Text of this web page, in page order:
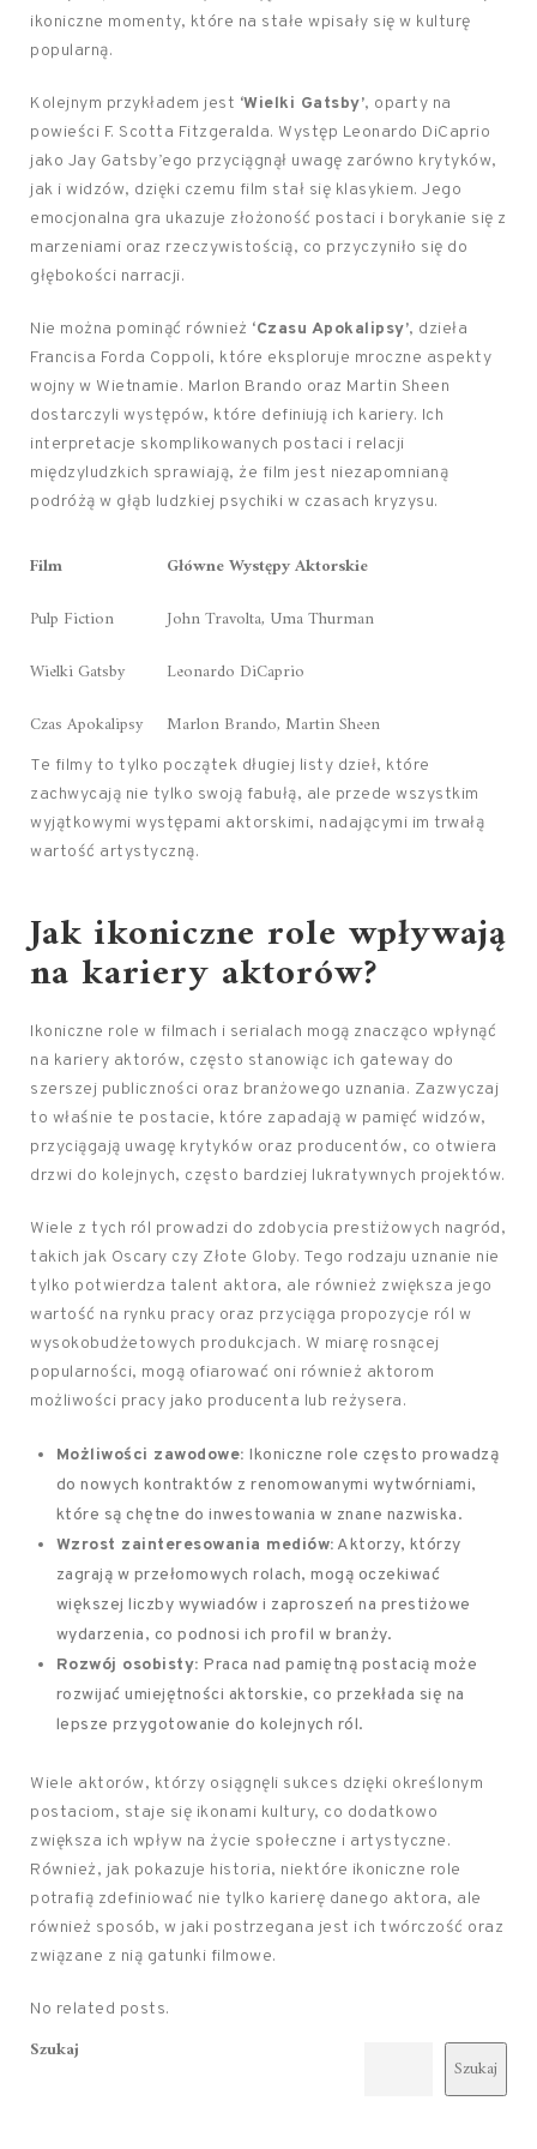
ikoniczne momenty, które na stałe wpisały się w kulturę
popularną.
Kolejnym przykładem jest ‘Wielki Gatsby’, oparty na
powieści F. Scotta Fitzgeralda. Występ Leonardo DiCaprio
jako Jay Gatsby’ego przyciągnął uwagę zarówno krytyków,
jak i widzów, dzięki czemu film stał się klasykiem. Jego
emocjonalna gra ukazuje złożoność postaci i borykanie się z
marzeniami oraz rzeczywistością, co przyczyniło się do
głębokości narracji.
Nie można pominąć również ‘Czasu Apokalipsy’, dzieła
Francisa Forda Coppoli, które eksploruje mroczne aspekty
wojny w Wietnamie. Marlon Brando oraz Martin Sheen
dostarczyli występów, które definiują ich kariery. Ich
interpretacje skomplikowanych postaci i relacji
międzyludzkich sprawiają, że film jest niezapomnianą
podróżą w głąb ludzkiej psychiki w czasach kryzysu.
Film
Główne Występy Aktorskie
Pulp Fiction
John Travolta, Uma Thurman
Wielki Gatsby
Leonardo DiCaprio
Czas Apokalipsy
Marlon Brando, Martin Sheen
Te filmy to tylko początek długiej listy dzieł, które
zachwycają nie tylko swoją fabułą, ale przede wszystkim
wyjątkowymi występami aktorskimi, nadającymi im trwałą
wartość artystyczną.
Jak ikoniczne role wpływają
na kariery aktorów?
Ikoniczne role w filmach i serialach mogą znacząco wpłynąć
na kariery aktorów, często stanowiąc ich gateway do
szerszej publiczności oraz branżowego uznania. Zazwyczaj
to właśnie te postacie, które zapadają w pamięć widzów,
przyciągają uwagę krytyków oraz producentów, co otwiera
drzwi do kolejnych, często bardziej lukratywnych projektów.
Wiele z tych ról prowadzi do zdobycia prestiżowych nagród,
takich jak Oscary czy Złote Globy. Tego rodzaju uznanie nie
tylko potwierdza talent aktora, ale również zwiększa jego
wartość na rynku pracy oraz przyciąga propozycje ról w
wysokobudżetowych produkcjach. W miarę rosnącej
popularności, mogą ofiarować oni również aktorom
możliwości pracy jako producenta lub reżysera.
Możliwości zawodowe: Ikoniczne role często prowadzą
do nowych kontraktów z renomowanymi wytwórniami,
które są chętne do inwestowania w znane nazwiska.
Wzrost zainteresowania mediów: Aktorzy, którzy
zagrają w przełomowych rolach, mogą oczekiwać
większej liczby wywiadów i zaproszeń na prestiżowe
wydarzenia, co podnosi ich profil w branży.
Rozwój osobisty: Praca nad pamiętną postacią może
rozwijać umiejętności aktorskie, co przekłada się na
lepsze przygotowanie do kolejnych ról.
Wiele aktorów, którzy osiągnęli sukces dzięki określonym
postaciom, staje się ikonami kultury, co dodatkowo
zwiększa ich wpływ na życie społeczne i artystyczne.
Również, jak pokazuje historia, niektóre ikoniczne role
potrafią zdefiniować nie tylko karierę danego aktora, ale
również sposób, w jaki postrzegana jest ich twórczość oraz
związane z nią gatunki filmowe.
No related posts.
Szukaj
Szukaj